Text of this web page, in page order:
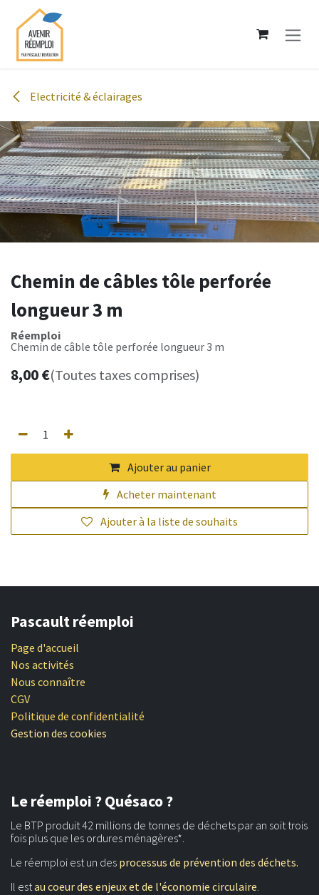
Se rendre au contenu
Electricité & éclairages
Chemin de câbles tôle perforée
longueur 3 m
Réemploi
Chemin de câble tôle perforée longueur 3 m
8,00€(Toutes taxes comprises)
Ajouter au panier
Acheter maintenant
Ajouter à la liste de souhaits
Pascault réemploi
Page d'accueil
Nos activités
Nous connaître
CGV
Politique de confidentialité
Gestion des cookies
Le réemploi ? Quésaco ?
Le BTP produit 42 millions de tonnes de déchets par an soit trois
fois plus que les ordures ménagères*.
Le réemploi est un des processus de prévention des déchets.
Il estau coeur des enjeux et de l'économie circulaire.